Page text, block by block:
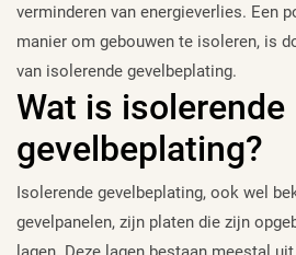
verminderen van energieverlies. Een
manier om gebouwen te isoleren, is
van isolerende gevelbeplating.
Wat is isolerende
gevelbeplating?
Isolerende gevelbeplating, ook wel
gevelpanelen, zijn platen die zijn